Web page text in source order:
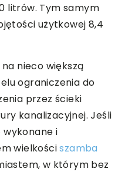
litrów. Tym samym
użytkowej 8,4
nieco większą
ograniczenia do
przez ścieki
kanalizacyjnej. Jeśli
i
wielkościszamba
w którym bez